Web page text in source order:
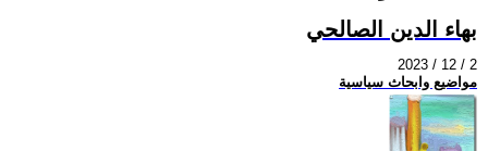
بهاء الدين الصالحي
2023 / 12 / 2
مواضيع وابحاث سياسية